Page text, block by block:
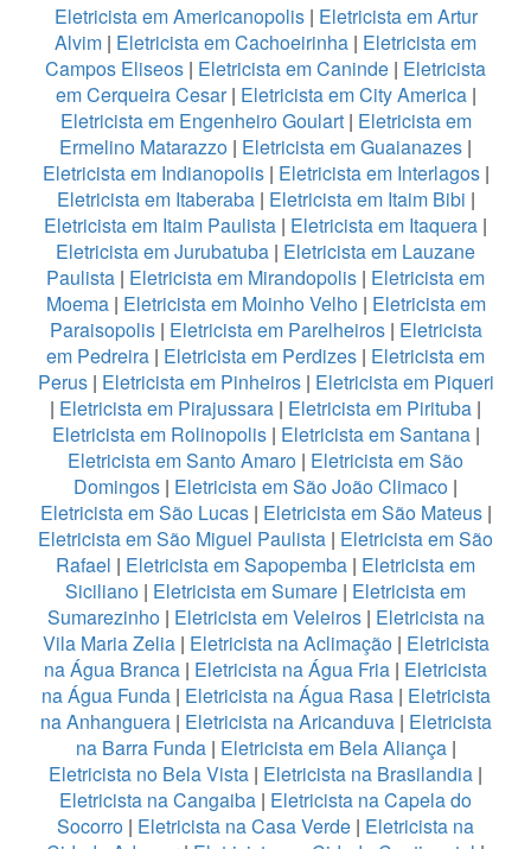
Eletricista em Americanopolis | Eletricista em Artur
Alvim | Eletricista em Cachoeirinha | Eletricista em
Campos Eliseos | Eletricista em Caninde | Eletricista
em Cerqueira Cesar| Eletricista em City America |
Eletricista em Engenheiro Goulart | Eletricista em
Ermelino Matarazzo | Eletricista em Guaianazes |
Eletricista em Indianopolis| Eletricista em Interlagos|
Eletricista em Itaberaba| Eletricista em Itaim Bibi |
Eletricista em Itaim Paulista | Eletricista em Itaquera |
Eletricista em Jurubatuba | Eletricista em Lauzane
Paulista | Eletricista em Mirandopolis | Eletricista em
Moema| Eletricista em Moinho Velho | Eletricista em
Paraisopolis| Eletricista em Parelheiros| Eletricista
em Pedreira | Eletricista em Perdizes | Eletricista em
Perus| Eletricista em Pinheiros| Eletricista em Piqueri
| Eletricista em Pirajussara | Eletricista em Pirituba |
Eletricista em Rolinopolis| Eletricista em Santana|
Eletricista em Santo Amaro | Eletricista em São
Domingos | Eletricista em São João Climaco |
Eletricista em São Lucas| Eletricista em São Mateus |
Eletricista em São Miguel Paulista | Eletricista em São
Rafael | Eletricista em Sapopemba | Eletricista em
Siciliano | Eletricista em Sumare | Eletricista em
Sumarezinho| Eletricista em Veleiros| Eletricista na
Vila Maria Zelia| Eletricista na Aclimação| Eletricista
na Água Branca | Eletricista na Água Fria | Eletricista
na Água Funda| Eletricista na Água Rasa | Eletricista
na Anhanguera| Eletricista na Aricanduva| Eletricista
na Barra Funda | Eletricista em Bela Aliança |
Eletricista no Bela Vista | Eletricista na Brasilandia |
Eletricista na Cangaiba | Eletricista na Capela do
Socorro | Eletricista na Casa Verde | Eletricista na